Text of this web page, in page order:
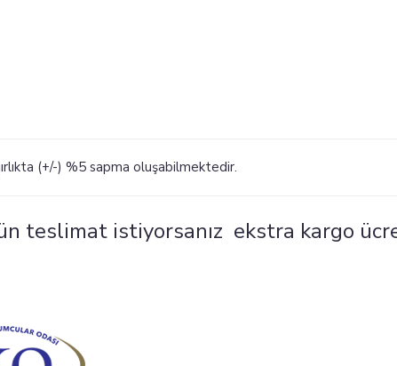
(+/-) %5 sapma oluşabilmektedir.
teslimat istiyorsanız ekstra kargo